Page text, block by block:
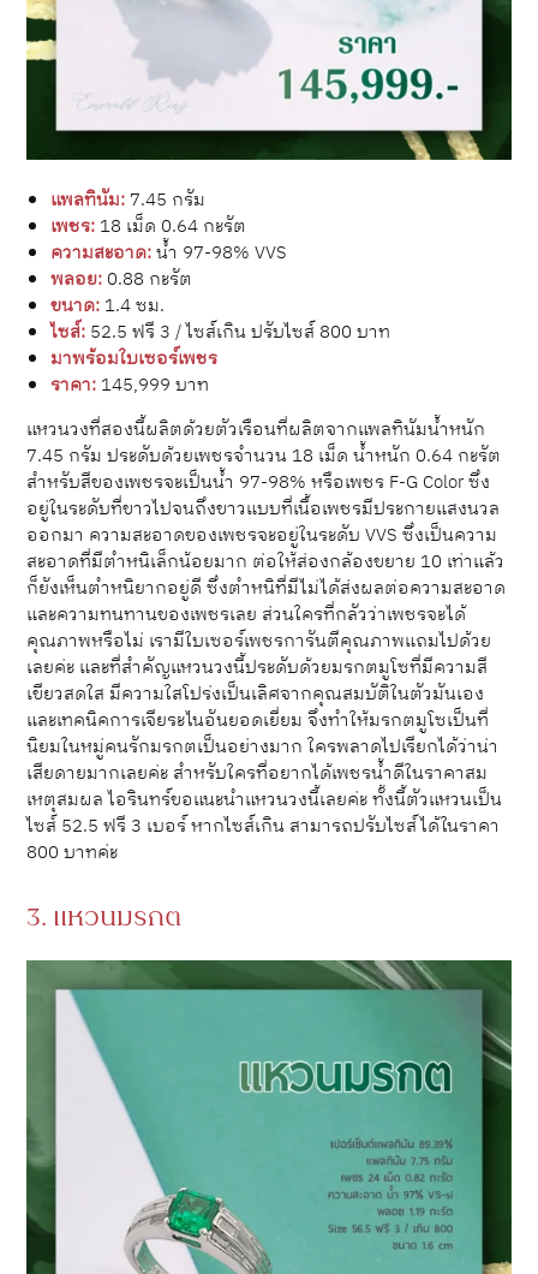
แพลทินัม: 7.45 กรัม
เพชร: 18 เม็ด 0.64 กะรัต
ความสะอาด:น้ำ 97-98% VVS
พลอย: 0.88 กะรัต
ขนาด: 1.4 ซม.
ไซส์: 52.5 ฟรี 3 / ไซส์เกิน ปรับไซส์ 800 บาท
มาพร้อมใบเซอร์เพชร
ราคา: 145,999 บาท
แหวนวงที่สองนี้ผลิตด้วยตัวเรือนที่ผลิตจากแพลทินัมน้ำหนัก
7.45 กรัม ประดับด้วยเพชรจำนวน 18 เม็ด น้ำหนัก 0.64 กะรัต
สำหรับสีของเพชรจะเป็นน้ำ 97-98% หรือเพชร F-G Color ซึ่ง
อยู่ในระดับที่ขาวไปจนถึงขาวแบบที่เนื้อเพชรมีประกายแสงนวล
ออกมา ความสะอาดของเพชรจะอยู่ในระดับ VVS ซึ่งเป็นความ
สะอาดที่มีตำหนิเล็กน้อยมาก ต่อให้ส่องกล้องขยาย 10 เท่าแล้ว
ก็ยังเห็นตำหนิยากอยู่ดี ซึ่งตำหนิที่มีไม่ได้ส่งผลต่อความสะอาด
และความทนทานของเพชรเลย ส่วนใครที่กลัวว่าเพชรจะได้
คุณภาพหรือไม่ เรามีใบเซอร์เพชรการันตีคุณภาพแถมไปด้วย
เลยค่ะ และที่สำคัญแหวนวงนี้ประดับด้วยมรกตมูโซที่มีความสี
เขียวสดใส มีความใสโปร่งเป็นเลิศจากคุณสมบัติในตัวมันเอง
และเทคนิคการเจียระไนอันยอดเยี่ยม จึงทำให้มรกตมูโซเป็นที่
นิยมในหมู่คนรักมรกตเป็นอย่างมาก ใครพลาดไปเรียกได้ว่าน่า
เสียดายมากเลยค่ะ สำหรับใครที่อยากได้เพชรน้ำดีในราคาสม
เหตุสมผล ไอรินทร์ขอแนะนำแหวนวงนี้เลยค่ะ ทั้งนี้ตัวแหวนเป็น
ไซส์ 52.5 ฟรี 3 เบอร์ หากไซส์เกิน สามารถปรับไซส์ได้ในราคา
800 บาทค่ะ
3. แหวนมรกต